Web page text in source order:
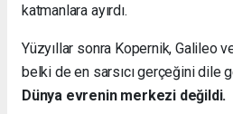
katmanlara ayırdı.
Yüzyıllar sonra Kopernik, Galileo
belki de en sarsıcı gerçeğini dile
Dünya evrenin merkezi değildi.